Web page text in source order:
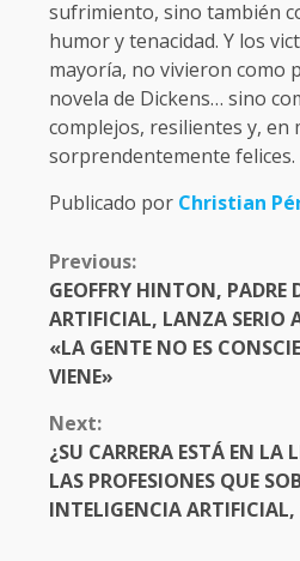
sufrimiento, sino también
humor y tenacidad. Y los
mayoría, no vivieron como
novela de Dickens… sino
complejos, resilientes y, en
sorprendentemente felices.
Publicado por Christian
CONTINUE
READING
Previous:
GEOFFRY HINTON, PADRE
ARTIFICIAL, LANZA SERIO
«LA GENTE NO ES
VIENE»
Next:
¿SU CARRERA ESTÁ EN LA
LAS PROFESIONES QUE
INTELIGENCIA ARTIFICIAL,